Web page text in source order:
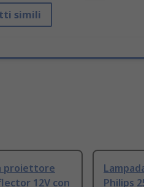
simili
proiettore
12V con
Philips